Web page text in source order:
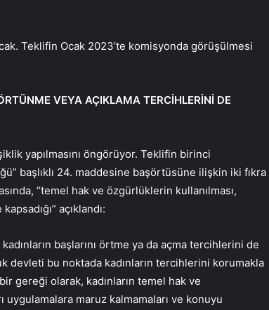
Teklifin Ocak 2023’te komisyonda görüşülmesi
VEYA AÇIKLAMA TERCİHLERİNİ DE
yapılmasını öngörüyor. Teklifin birinci
başlıklı 24. maddesine başörtüsüne ilişkin iki fıkra
“temel hak ve özgürlüklerin kullanılması,
açıklandı:
başlarını örtme ya da açma tercihlerini de
devleti bu noktada kadınların tercihlerini korumakla
gereği olarak, kadınların temel hak ve
maruz kalmamaları ve konuyu